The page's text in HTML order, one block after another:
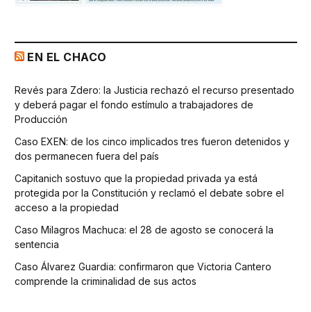
EN EL CHACO
Revés para Zdero: la Justicia rechazó el recurso presentado
y deberá pagar el fondo estímulo a trabajadores de
Producción
Caso EXEN: de los cinco implicados tres fueron detenidos y
dos permanecen fuera del país
Capitanich sostuvo que la propiedad privada ya está
protegida por la Constitución y reclamó el debate sobre el
acceso a la propiedad
Caso Milagros Machuca: el 28 de agosto se conocerá la
sentencia
Caso Álvarez Guardia: confirmaron que Victoria Cantero
comprende la criminalidad de sus actos